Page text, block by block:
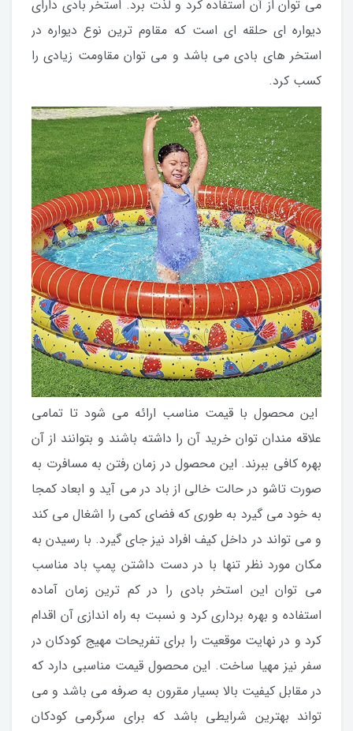
می توان از آن استفاده کرد و لذت برد. استخر بادی دارای
دیواره ای حلقه ای است که مقاوم ترین نوع دیواره در
استخر های بادی می باشد و می توان مقاومت زیادی را
کسب کرد.
این محصول با قیمت مناسب ارائه می شود تا تمامی
علاقه مندان توان خرید آن را داشته باشند و بتوانند از آن
بهره کافی ببرند. این محصول در زمان رفتن به مسافرت به
صورت تاشو در حالت خالی از باد در می آید و ابعاد کمجا
به خود می گیرد به طوری که فضای کمی را اشغال می کند
و می تواند در داخل کیف افراد نیز جای گیرد. با رسیدن به
مکان مورد نظر تنها با در دست داشتن پمپ باد مناسب
می توان این استخر بادی را در کم ترین زمان آماده
استفاده و بهره برداری کرد و نسبت به راه اندازی آن اقدام
کرد و در نهایت موقعیت را برای تفریحات مهیج کودکان در
سفر نیز مهیا ساخت. این محصول قیمت مناسبی دارد که
در مقابل کیفیت بالا بسیار مقرون به صرفه می باشد و می
تواند بهترین شرایطی باشد که برای سرگرمی کودکان